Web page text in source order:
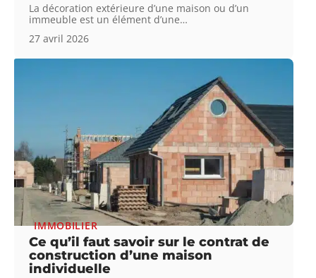
La décoration extérieure d’une maison ou d’un
immeuble est un élément d’une…
27 avril 2026
IMMOBILIER
Ce qu’il faut savoir sur le contrat de
construction d’une maison
individuelle